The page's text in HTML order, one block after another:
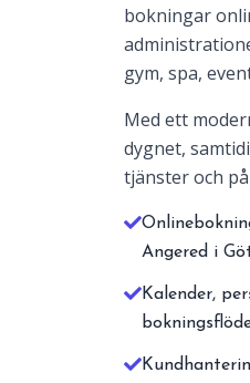
bokningar
gym, spa,
Med ett
dygnet,
tjänster och
Angered i
Kalender,